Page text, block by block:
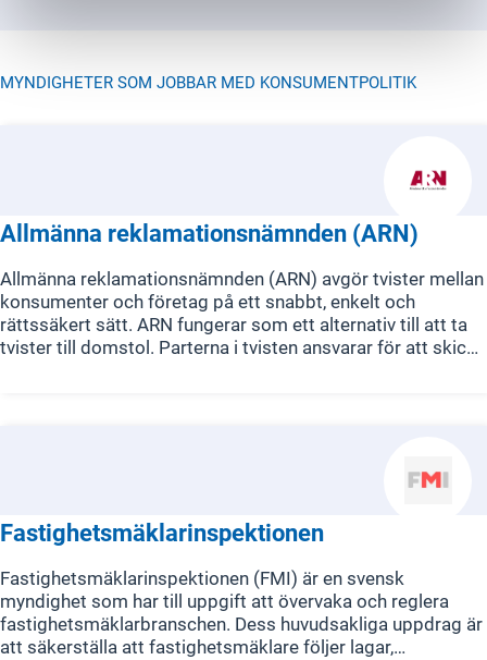
MYNDIGHETER SOM JOBBAR MED KONSUMENTPOLITIK
Allmänna reklamationsnämnden (ARN)
Allmänna reklamationsnämnden (ARN) avgör tvister mellan
konsumenter och företag på ett snabbt, enkelt och
rättssäkert sätt. ARN fungerar som ett alternativ till att ta
tvister till domstol. Parterna i tvisten ansvarar för att skicka
Fastighetsmäklarinspektionen
Fastighetsmäklarinspektionen (FMI) är en svensk
myndighet som har till uppgift att övervaka och reglera
fastighetsmäklarbranschen. Dess huvudsakliga uppdrag är
att säkerställa att fastighetsmäklare följer lagar,